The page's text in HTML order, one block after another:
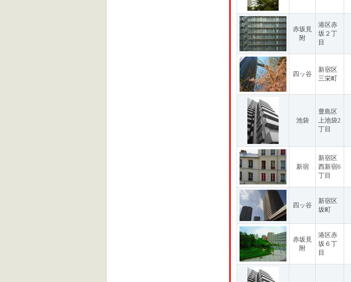
赤坂見
附
港区赤
坂２丁
目
四ッ谷
新宿区
三栄町
池袋
豊島区
上池袋2
丁目
新宿
新宿区
西新宿6
丁目
四ッ谷
新宿区
坂町
赤坂見
附
港区赤
坂６丁
目